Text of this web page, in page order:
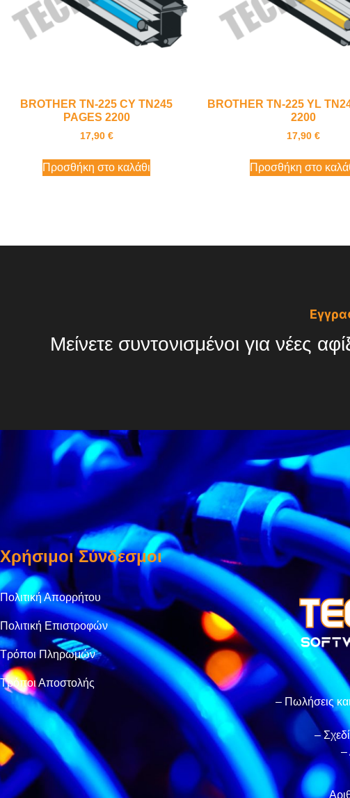
BROTHER TN-225 CY TN245
PAGES 2200
17,90 €
Προσθήκη στο καλάθι
BROTHER TN-225 YL
2200
17,90€
Προσθήκη στο
Μείνετε συντονισμένοι για νέες
Χρήσιμοι Σύνδεσμοι
Πολιτική Απορρήτου
Πολιτική Επιστροφών
Τρόποι Πληρωμών
Τρόποι Αποστολής
– Πωλήσεις
–
–